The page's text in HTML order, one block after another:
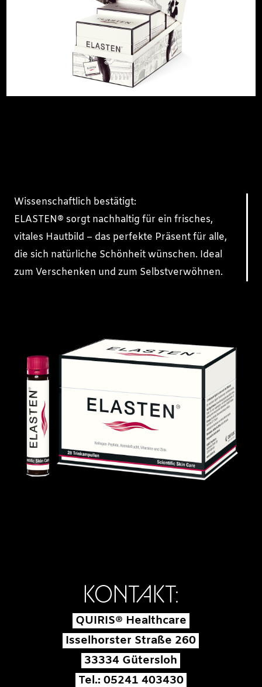
Wissenschaftlich bestätigt:
ELASTEN® sorgt nachhaltig für ein frisches,
vitales Hautbild – das perfekte Präsent für alle,
die sich natürliche Schönheit wünschen. Ideal
zum Verschenken und zum Selbstverwöhnen.
KONTAKT:
QUIRIS® Healthcare
Isselhorster Straße 260
33334 Gütersloh
Tel.: 05241 403430